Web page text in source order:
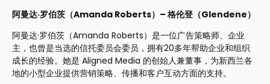
阿曼达·罗伯茨（Amanda Roberts）– 格伦登（Glendene）
阿曼达·罗伯茨（Amanda Roberts）是一位广告策略师、企业
主，也曾是当选的信托委员会委员，拥有20多年帮助企业和组织
成长的经验。她是 Aligned Media 的创始人兼董事，为新西兰各
地的小型企业提供营销策略、传播和客户互动方面的支持。